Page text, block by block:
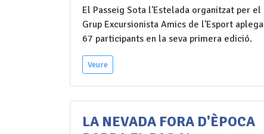
El Passeig Sota l'Estelada organitzat per el
Grup Excursionista Amics de l'Esport aplega
67 participants en la seva primera edició.
Veure
LA NEVADA FORA D'ÈPOCA